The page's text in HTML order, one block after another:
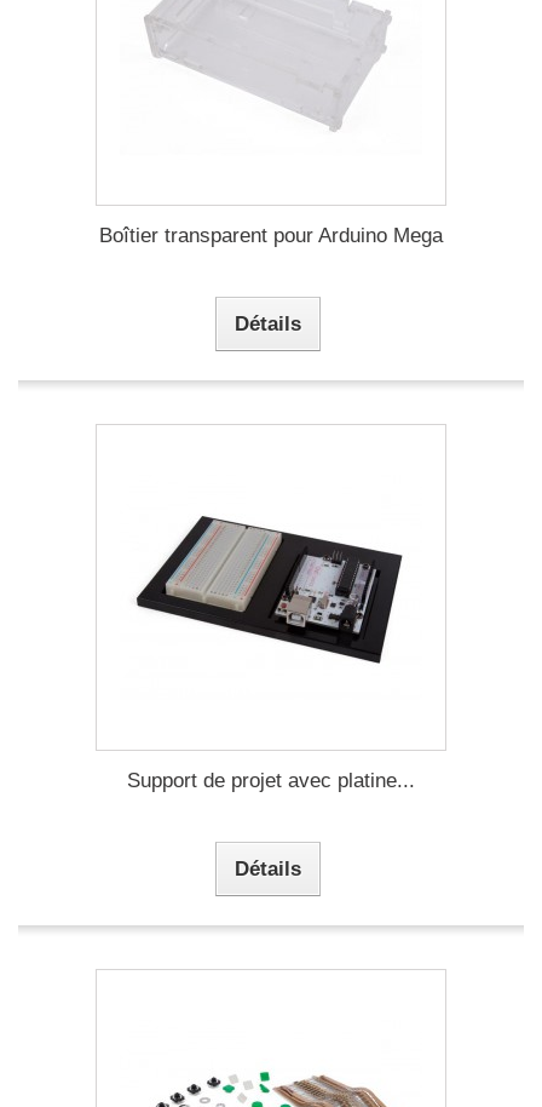
Boîtier transparent pour Arduino Mega
Détails
Support de projet avec platine...
Détails